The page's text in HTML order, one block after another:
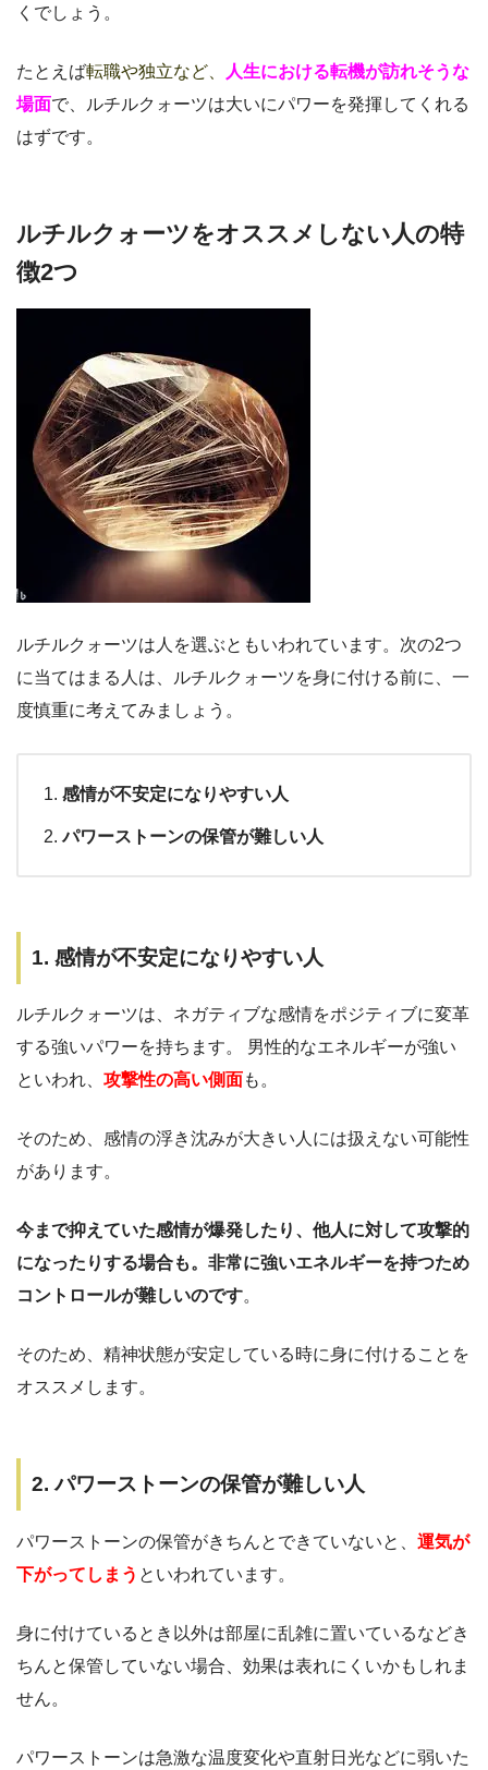
くでしょう。
たとえば転職や独立など、
人生における転機が訪れそうな
場面で、ルチルクォーツは大いにパワーを発揮してくれる
はずです。
ルチルクォーツをオススメしない人の特
徴2つ
ルチルクォーツは人を選ぶともいわれています。次の2つ
に当てはまる人は、ルチルクォーツを身に付ける前に、一
度慎重に考えてみましょう。
感情が不安定になりやすい人
パワーストーンの保管が難しい人
1. 感情が不安定になりやすい人
ルチルクォーツは、ネガティブな感情をポジティブに変革
する強いパワーを持ちます。 男性的なエネルギーが強い
といわれ、 攻撃性の高い側面も。
そのため、感情の浮き沈みが大きい人には扱えない可能性
があります。
今まで抑えていた感情が爆発したり、他人に対して攻撃的
になったりする場合も。非常に強いエネルギーを持つため
コントロールが難しいのです。
そのため、精神状態が安定している時に身に付けることを
オススメします。
2. パワーストーンの保管が難しい人
パワーストーンの保管がきちんとできていないと、 運気が
下がってしまう といわれています。
身に付けているとき以外は部屋に乱雑に置いているなどき
ちんと保管していない場合、効果は表れにくいかもしれま
せん。
パワーストーンは急激な温度変化や直射日光などに弱いた